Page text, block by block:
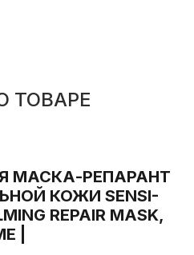
ТОВАРЕ
МАСКА-РЕПАРАНТ
КОЖИ SENSI-
REPAIR MASK,
|